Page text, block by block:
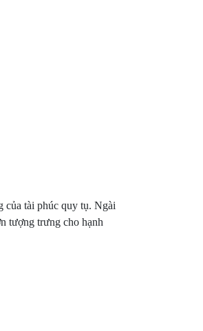
của tài phúc quy tụ. Ngài
tượng trưng cho hạnh